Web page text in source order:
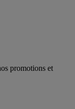
promotions et